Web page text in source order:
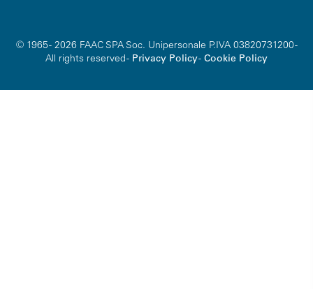
© 1965 - 2026 FAAC SPA Soc. Unipersonale P.IVA 03820731200 -
All rights reserved - Privacy Policy- Cookie Policy